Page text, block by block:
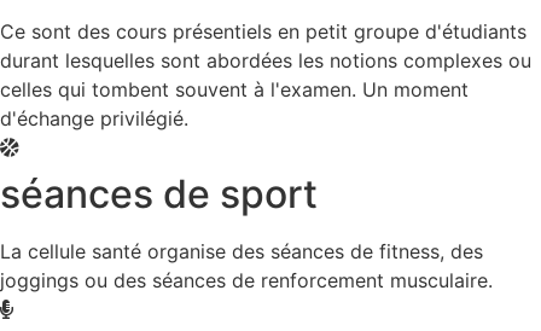
Ce sont des cours présentiels en petit groupe d'étudiants
durant lesquelles sont abordées les notions complexes ou
celles qui tombent souvent à l'examen. Un moment
d'échange privilégié.
séances de sport
La cellule santé organise des séances de fitness, des
joggings ou des séances de renforcement musculaire.